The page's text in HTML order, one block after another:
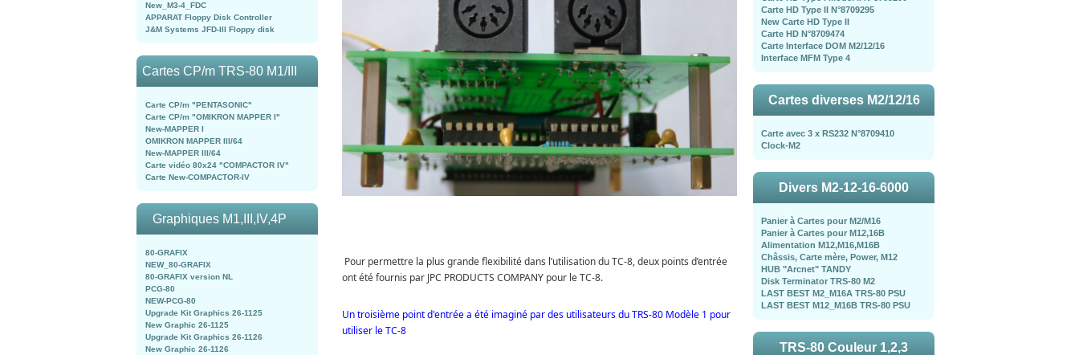
New_M3-4_FDC
APPARAT Floppy Disk Controller
J&M Systems JFD-III Floppy disk
Cartes CP/m TRS-80 M1/III
Carte CP/m "PENTASONIC"
Carte CP/m "OMIKRON MAPPER I"
New-MAPPER I
OMIKRON MAPPER III/64
New-MAPPER III/64
Carte vidéo 80x24 "COMPACTOR IV"
Carte New-COMPACTOR-IV
Graphiques M1,III,IV,4P
80-GRAFIX
NEW_80-GRAFIX
80-GRAFIX version NL
PCG-80
NEW-PCG-80
Upgrade Kit Graphics 26-1125
New Graphic 26-1125
Upgrade Kit Graphics 26-1126
New Graphic 26-1126
Pour permettre la plus grande flexibilité dans l’utilisation du TC-8, deux points d’entrée
ont été fournis par JPC PRODUCTS COMPANY pour le TC-8.
Un troisième point d'entrée a été imaginé par des utilisateurs du TRS-80 Modèle 1 pour
utiliser le TC-8
Carte HD Type II N°8709295
New Carte HD Type II
Carte HD N°8709474
Carte Interface DOM M2/12/16
Interface MFM Type 4
Cartes diverses M2/12/16
Carte avec 3 x RS232 N°8709410
Clock-M2
Divers M2-12-16-6000
Panier à Cartes pour M2/M16
Panier à Cartes pour M12,16B
Alimentation M12,M16,M16B
Châssis, Carte mère, Power, M12
HUB "Arcnet" TANDY
Disk Terminator TRS-80 M2
LAST BEST M2_M16A TRS-80 PSU
LAST BEST M12_M16B TRS-80 PSU
TRS-80 Couleur 1,2,3